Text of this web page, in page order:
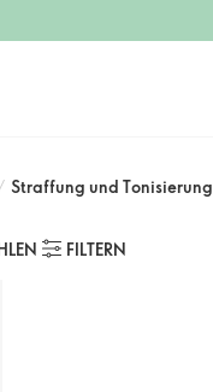
Straffung und Tonisierung
FILTERN